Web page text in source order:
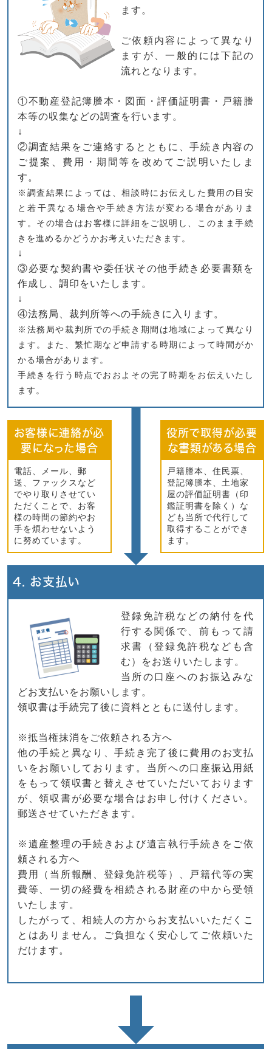
ます。
ご依頼内容によって異なり
ますが、一般的には下記の
流れとなります。
①不動産登記簿謄本・図面・評価証明書・戸籍謄
本等の収集などの調査を行います。
↓
②調査結果をご連絡するとともに、手続き内容の
ご提案、費用・期間等を改めてご説明いたしま
す。
※調査結果によっては、相談時にお伝えした費用の目安
と若干異なる場合や手続き方法が変わる場合がありま
す。その場合はお客様に詳細をご説明し、このまま手続
きを進めるかどうかお考えいただきます。
↓
③必要な契約書や委任状その他手続き必要書類を
作成し、調印をいたします。
↓
④法務局、裁判所等への手続きに入ります。
※法務局や裁判所での手続き期間は地域によって異なり
ます。また、繁忙期など申請する時期によって時間がか
かる場合があります。
手続きを行う時点でおおよその完了時期をお伝えいたし
ます。
お客様に連絡が必
要になった場合
電話、メール、郵
送、ファックスなど
でやり取りさせてい
ただくことで、お客
様の時間の節約やお
手を煩わせないよう
に努めています。
役所で取得が必要
な書類がある場合
戸籍謄本、住民票、
登記簿謄本、土地家
屋の評価証明書（印
鑑証明書を除く）な
ども当所で代行して
取得することができ
ます。
4. お支払い
登録免許税などの納付を代
行する関係で、前もって請
求書（登録免許税なども含
む）をお送りいたします。
当所の口座へのお振込みな
どお支払いをお願いします。
領収書は手続完了後に資料とともに送付します。
※抵当権抹消をご依頼される方へ
他の手続と異なり、手続き完了後に費用のお支払
いをお願いしております。当所への口座振込用紙
をもって領収書と替えさせていただいております
が、領収書が必要な場合はお申し付けください。
郵送させていただきます。
※遺産整理の手続きおよび遺言執行手続きをご依
頼される方へ
費用（当所報酬、登録免許税等）、戸籍代等の実
費等、一切の経費を相続される財産の中から受領
いたします。
したがって、相続人の方からお支払いいただくこ
とはありません。ご負担なく安心してご依頼いた
だけます。